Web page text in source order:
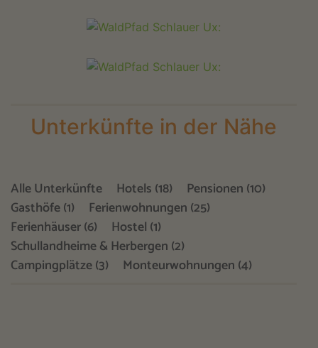
Unterkünfte in der Nähe
Alle Unterkünfte Hotels (18)
Pensionen (10)
Gasthöfe (1)
Ferienwohnungen (25)
Ferienhäuser (6)
Hostel (1)
Schullandheime & Herbergen (2)
Campingplätze (3)
Monteurwohnungen (4)